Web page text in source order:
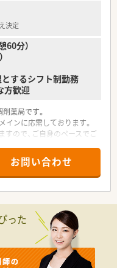
決定
60分）
するシフト制勤務
方歓迎
薬局です。
ンに応需しております。
ので、ご自身のペースでご
勤務頂くことが可能です。
ので、近隣店舗からの応援
お問い合わせ
った